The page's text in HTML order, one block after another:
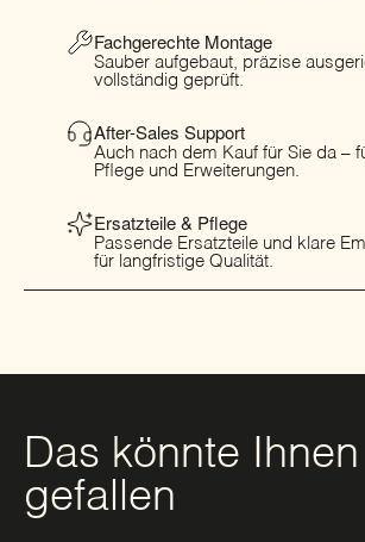
Fachgerechte Montage
Sauber aufgebaut, präzise
vollständig geprüft.
After-Sales Support
Auch nach dem Kauf für Sie da –
Pflege und Erweiterungen.
Ersatzteile & Pflege
Passende Ersatzteile und klare
für langfristige Qualität.
Das könnte
gefallen